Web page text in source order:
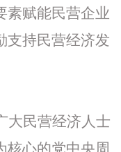
素赋能民营企业
支持民营经济发
大民营经济人士
核心的党中央周